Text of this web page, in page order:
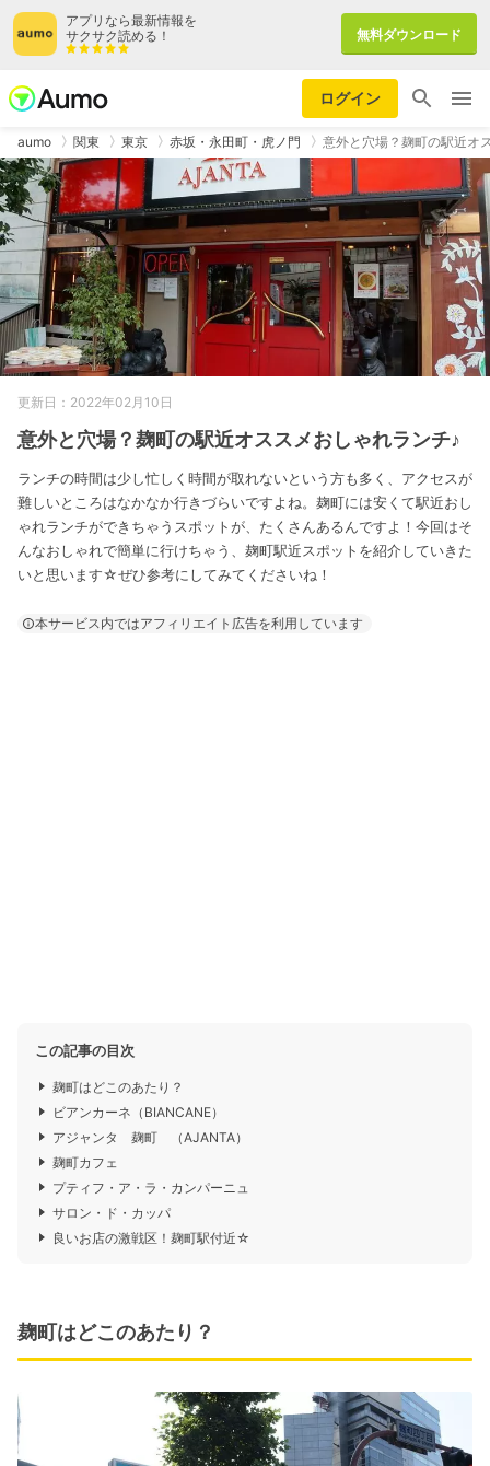
アプリなら最新情報を
サクサク読める！
無料ダウンロード
ログイン
aumo 関東 東京 赤坂・永田町・虎ノ門 意外と穴場？麹町の駅近オ
更新日：2022年02月10日
意外と穴場？麹町の駅近オススメおしゃれランチ♪
ランチの時間は少し忙しく時間が取れないという方も多く、アクセスが
難しいところはなかなか行きづらいですよね。麹町には安くて駅近おし
ゃれランチができちゃうスポットが、たくさんあるんですよ！今回はそ
んなおしゃれで簡単に行けちゃう、麹町駅近スポットを紹介していきた
いと思います☆ぜひ参考にしてみてくださいね！
本サービス内ではアフィリエイト広告を利用しています
この記事の目次
麹町はどこのあたり？
ビアンカーネ（BIANCANE）
アジャンタ 麹町 （AJANTA）
麹町カフェ
プティフ・ア・ラ・カンパーニュ
サロン・ド・カッパ
良いお店の激戦区！麹町駅付近☆
麹町はどこのあたり？